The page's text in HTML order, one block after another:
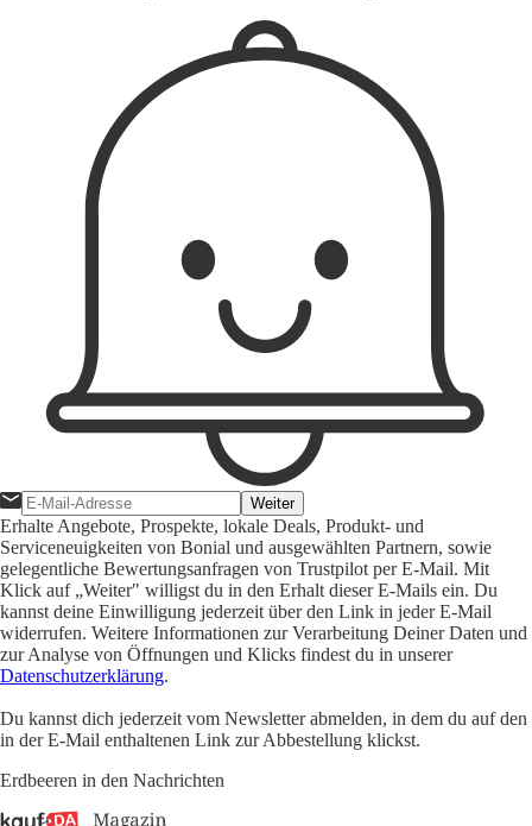
Weiter
Erhalte Angebote, Prospekte, lokale Deals, Produkt- und
Serviceneuigkeiten von Bonial und ausgewählten Partnern, sowie
gelegentliche Bewertungsanfragen von Trustpilot per E-Mail. Mit
Klick auf „Weiter" willigst du in den Erhalt dieser E-Mails ein. Du
kannst deine Einwilligung jederzeit über den Link in jeder E-Mail
widerrufen. Weitere Informationen zur Verarbeitung Deiner Daten und
zur Analyse von Öffnungen und Klicks findest du in unserer
Datenschutzerklärung.
Du kannst dich jederzeit vom Newsletter abmelden, in dem du auf den
in der E-Mail enthaltenen Link zur Abbestellung klickst.
Erdbeeren in den Nachrichten